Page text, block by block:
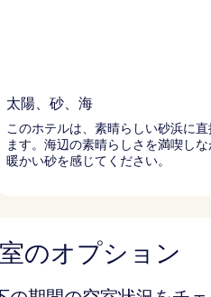
太陽、砂、海
このホテルは、素晴らしい砂浜に
ます。海辺の素晴らしさを満喫し
暖かい砂を感じてください。
のオプション